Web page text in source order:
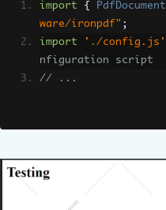
import { PdfDocument
ware/ironpdf" ;
import
'./config.js'
nfiguration script
// ...